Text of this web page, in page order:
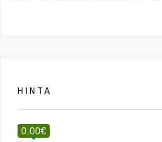
HINTA
0.00€